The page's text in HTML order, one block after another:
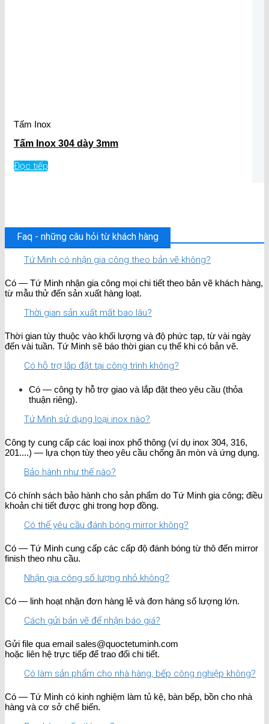
Tấm Inox
Tấm Inox 304 dày 3mm
Đọc tiếp
Faq - những câu hỏi từ khách hàng
Tứ Minh có nhận gia công theo bản vẽ không?
Có — Tứ Minh nhận gia công mọi chi tiết theo bản vẽ khách hàng,
từ mẫu thử đến sản xuất hàng loạt.
Thời gian sản xuất mất bao lâu?
Thời gian tùy thuộc vào khối lượng và độ phức tạp, từ vài ngày
đến vài tuần. Tứ Minh sẽ báo thời gian cụ thể khi có bản vẽ.
Có hỗ trợ lắp đặt tại công trình không?
Có — công ty hỗ trợ giao và lắp đặt theo yêu cầu (thỏa
thuận riêng).
Tứ Minh sử dụng loại inox nào?
Công ty cung cấp các loại inox phổ thông (ví dụ inox 304, 316,
201....) — lựa chọn tùy theo yêu cầu chống ăn mòn và ứng dụng.
Bảo hành như thế nào?
Có chính sách bảo hành cho sản phẩm do Tứ Minh gia công; điều
khoản chi tiết được ghi trong hợp đồng.
Có thể yêu cầu đánh bóng mirror không?
Có — Tứ Minh cung cấp các cấp độ đánh bóng từ thô đến mirror
finish theo nhu cầu.
Nhận gia công số lượng nhỏ không?
Có — linh hoạt nhận đơn hàng lẻ và đơn hàng số lượng lớn.
Cách gửi bản vẽ để nhận báo giá?
Gửi file qua email sales@quoctetuminh.com
hoặc liên hệ trực tiếp để trao đổi chi tiết.
Có làm sản phẩm cho nhà hàng, bếp công nghiệp không?
Có — Tứ Minh có kinh nghiệm làm tủ kệ, bàn bếp, bồn cho nhà
hàng và cơ sở chế biến.